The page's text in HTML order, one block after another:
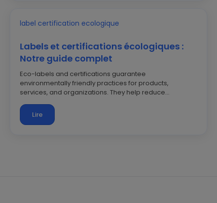
Labels et certifications écologiques :
Notre guide complet
Eco-labels and certifications guarantee
environmentally friendly practices for products,
services, and organizations. They help reduce…
Lire